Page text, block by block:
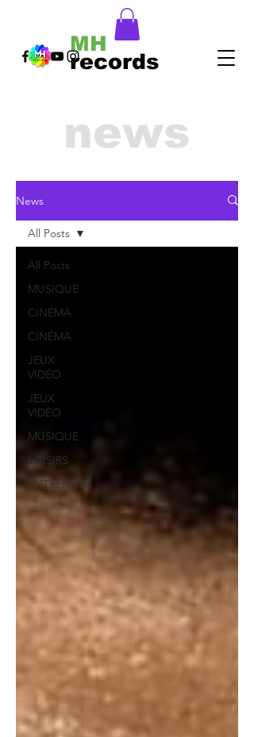
records
MH
news
News
All Posts
MUSIQUE
CINÉMA
CINÉMA
JEUX
VIDÉO
JEUX
VIDÉO
MUSIQUE
LOISIRS
ENTREPRISE
All Posts